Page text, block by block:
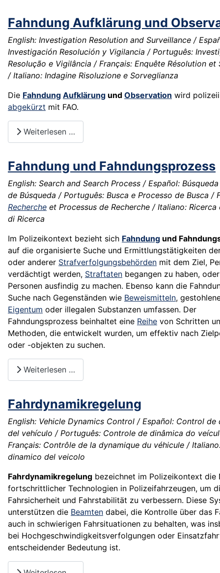
Fahndung Aufklärung und
English: Investigation Resolution and Surveillance /
Investigación Resolución y Vigilancia / Português:
Resolução e Vigilância / Français: Enquête Résolution et
/ Italiano: Indagine Risoluzione e Sorveglianza
Die Fahndung Aufklärung und Observation wird
abgekürzt mit FAO.
Weiterlesen …
Fahndung und Fahndungsprozess
English: Search and Search Process / Español:
de Búsqueda / Português: Busca e Processo de Busca /
Recherche et Processus de Recherche / Italiano: Ricerca
di Ricerca
Im Polizeikontext bezieht sich Fahndung und
auf die organisierte Suche und Ermittlungstätigkeiten
oder anderer Strafverfolgungsbehörden mit dem Ziel,
verdächtigt werden, Straftaten begangen zu haben,
Personen ausfindig zu machen. Ebenso kann die
Suche nach Gegenständen wie Beweismitteln,
Eigentum oder illegalen Substanzen umfassen. Der
Fahndungsprozess beinhaltet eine Reihe von Schritten
Methoden, die entwickelt wurden, um effektiv nach
oder -objekten zu suchen.
Weiterlesen …
Fahrdynamikregelung
English: Vehicle Dynamics Control / Español: Control de
del vehículo / Português: Controle de dinâmica do
Français: Contrôle de la dynamique du véhicule /
dinamico del veicolo
Fahrdynamikregelung bezeichnet im Polizeikontext die
fortschrittlicher Technologien in Polizeifahrzeugen, um
Fahrsicherheit und Fahrstabilität zu verbessern. Diese
unterstützen die Beamten dabei, die Kontrolle über das
auch in schwierigen Fahrsituationen zu behalten, was
bei Hochgeschwindigkeitsverfolgungen oder
entscheidender Bedeutung ist.